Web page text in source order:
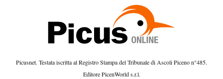
Picusnet. Testata iscritta al Registro Stampa del Tribunale di Ascoli Piceno n°485.
Editore PicenWorld s.r.l.